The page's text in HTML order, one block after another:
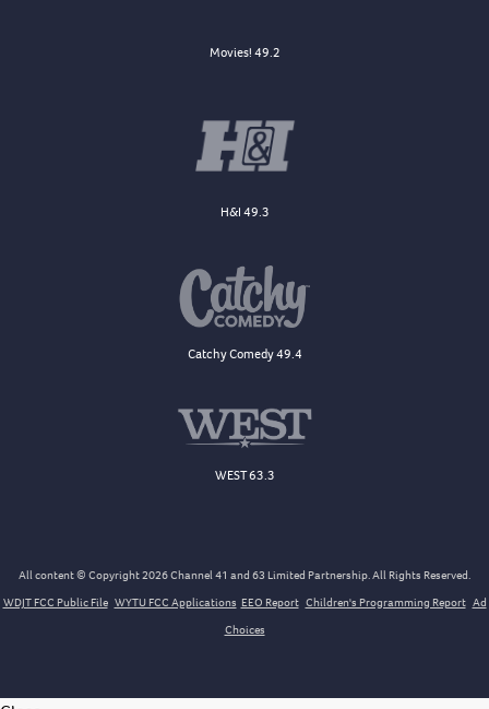
Movies! 49.2
H&I 49.3
Catchy Comedy 49.4
WEST 63.3
All content © Copyright 2026 Channel 41 and 63 Limited Partnership. All Rights Reserved.
WDJT FCC Public File WYTU FCC Applications EEO Report Children's Programming Report Ad
Choices